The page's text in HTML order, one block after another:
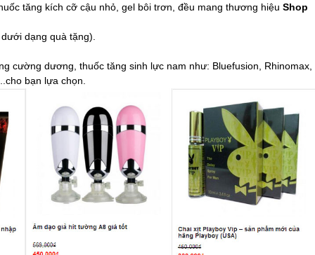
tăng kích cỡ cậu nhỏ, gel bôi trơn, đều mang thương hiệuShop
dạng quà tặng).
cường dương, thuốc tăng sinh lực nam như: Bluefusion, Rhinomax,
bạn lựa chọn.